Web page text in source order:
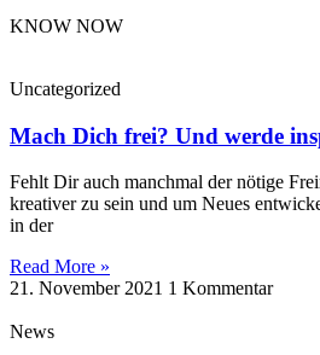
KNOW NOW
Uncategorized
Mach Dich frei? Und werde
Fehlt Dir auch manchmal der nötige
kreativer zu sein und um Neues
in der
Read More »
21. November 2021 1 Kommentar
News